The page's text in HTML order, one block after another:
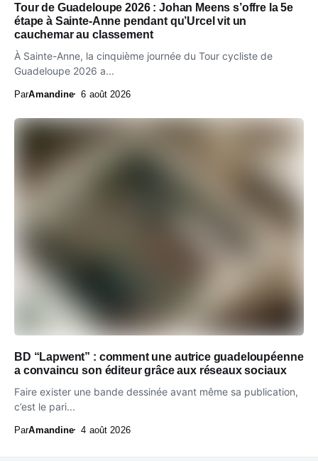
Tour de Guadeloupe 2026 : Johan Meens s’offre la 5e
étape à Sainte-Anne pendant qu’Urcel vit un
cauchemar au classement
À Sainte-Anne, la cinquième journée du Tour cycliste de
Guadeloupe 2026 a...
ParAmandine 6 août 2026
BD “Lapwent” : comment une autrice guadeloupéenne
a convaincu son éditeur grâce aux réseaux sociaux
Faire exister une bande dessinée avant même sa publication,
c’est le pari...
ParAmandine 4 août 2026